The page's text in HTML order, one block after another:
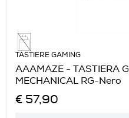
TASTIERE GAMING
AAAMAZE - TASTIERA
MECHANICAL RG-Nero
€ 57,90